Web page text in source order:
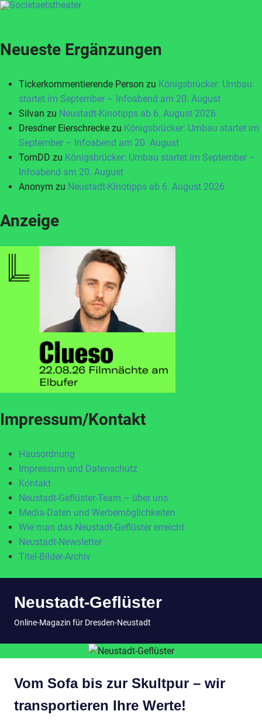
Neueste Ergänzungen
Tickerkommentierende Person zu Königsbrücker: Umbau
startet im September – Infoabend am 20. August
Silvan zu Neustadt-Kinotipps ab 6. August 2026
Dresdner Eierschrecke zu Königsbrücker: Umbau startet im
September – Infoabend am 20. August
TomDD zu Königsbrücker: Umbau startet im September –
Infoabend am 20. August
Anonym zu Neustadt-Kinotipps ab 6. August 2026
Anzeige
Impressum/Kontakt
Hausordnung
Impressum und Datenschutz
Kontakt
Neustadt-Geflüster-Team – über uns
Media-Daten und Werbemöglichkeiten
Wie man das Neustadt-Geflüster erreicht
Neustadt-Newsletter
Titel-Bilder-Archiv
InhaltNeustadt-Geflüster
Online-Magazin für Dresden-Neustadt
Vom Sofa bis zur Skultpur – wir
transportieren Ihre Werte!